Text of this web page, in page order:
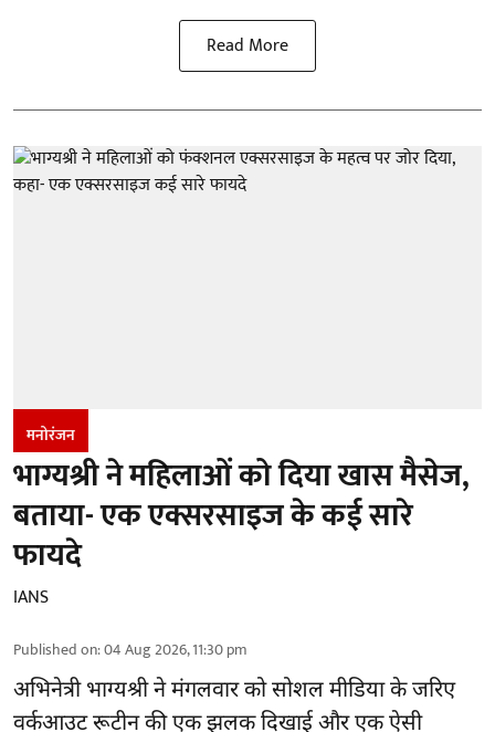
Read More
मनोरंजन
भाग्यश्री ने महिलाओं को दिया खास मैसेज,
बताया- एक एक्सरसाइज के कई सारे
फायदे
IANS
Published on:04 Aug 2026, 11:30 pm
अभिनेत्री भाग्यश्री ने मंगलवार को सोशल मीडिया के जरिए
वर्कआउट रूटीन की एक झलक दिखाई और एक ऐसी